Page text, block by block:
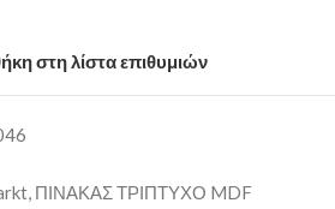
στη λίστα επιθυμιών
, ΠΙΝΑΚΑΣ ΤΡΙΠΤΥΧΟ MDF